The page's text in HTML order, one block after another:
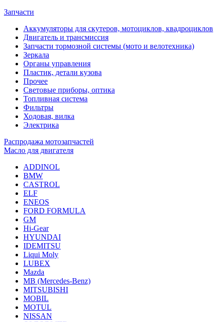
Запчасти
Аккумуляторы для скутеров, мотоциклов, квадроциклов
Двигатель и трансмиссия
Запчасти тормозной системы (мото и велотехника)
Зеркала
Органы управления
Пластик, детали кузова
Прочее
Световые приборы, оптика
Топливная система
Фильтры
Ходовая, вилка
Электрика
Распродажа мотозапчастей
Масло для двигателя
ADDINOL
BMW
CASTROL
ELF
ENEOS
FORD FORMULA
GM
Hi-Gear
HYUNDAI
IDEMITSU
Liqui Moly
LUBEX
Mazda
MB (Mercedes-Вenz)
MITSUBISHI
MOBIL
MOTUL
NISSAN